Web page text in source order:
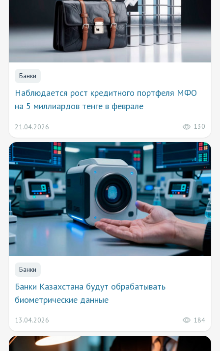
Банки
Наблюдается рост кредитного портфеля МФО
на 5 миллиардов тенге в феврале
21.04.2026 130
Банки
Банки Казахстана будут обрабатывать
биометрические данные
13.04.2026 184